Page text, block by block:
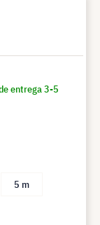
entrega 3-5
5 m